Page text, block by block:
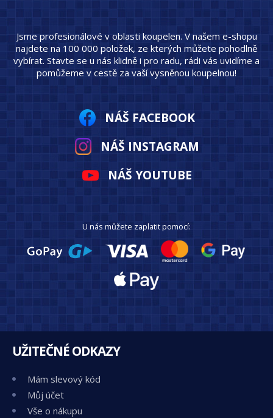
Jsme profesionálové v oblasti koupelen. V našem e-shopu
najdete na 100 000 položek, ze kterých můžete pohodlně
vybírat. Stavte se u nás klidně i pro radu, rádi vás uvidíme a
pomůžeme v cestě za vaší vysněnou koupelnou!
NÁŠ FACEBOOK
NÁŠ INSTAGRAM
NÁŠ YOUTUBE
U nás můžete zaplatit pomocí:
UŽITEČNÉ ODKAZY
Mám slevový kód
Můj účet
Vše o nákupu